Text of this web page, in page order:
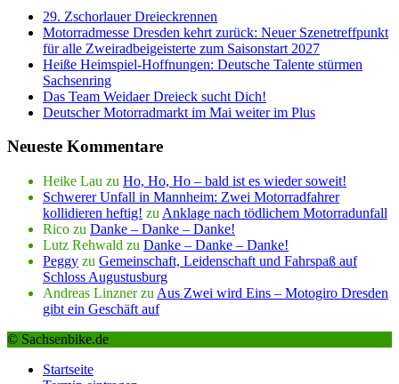
29. Zschorlauer Dreieckrennen
Motorradmesse Dresden kehrt zurück: Neuer Szenetreffpunkt
für alle Zweiradbeigeisterte zum Saisonstart 2027
Heiße Heimspiel-Hoffnungen: Deutsche Talente stürmen
Sachsenring
Das Team Weidaer Dreieck sucht Dich!
Deutscher Motorradmarkt im Mai weiter im Plus
Neueste Kommentare
Heike Lau zu Ho, Ho, Ho – bald ist es wieder soweit!
Schwerer Unfall in Mannheim: Zwei Motorradfahrer
kollidieren heftig! zu Anklage nach tödlichem Motorradunfall
Rico zu Danke – Danke – Danke!
Lutz Rehwald zu Danke – Danke – Danke!
Peggy zu Gemeinschaft, Leidenschaft und Fahrspaß auf
Schloss Augustusburg
Andreas Linznerzu Aus Zwei wird Eins – Motogiro Dresden
gibt ein Geschäft auf
© Sachsenbike.de
Startseite